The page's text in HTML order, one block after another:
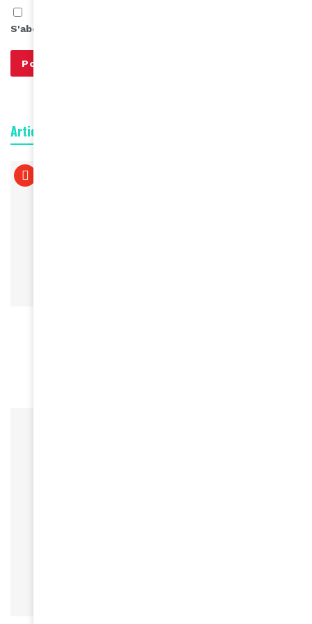
S'abonner à notre infolettre
Articles connexes